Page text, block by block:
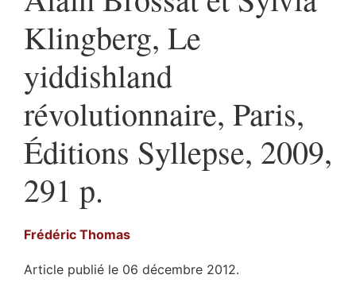
Klingberg, Le
yiddishland
révolutionnaire, Paris,
Éditions Syllepse, 2009,
291 p.
Frédéric Thomas
Article publié le 06 décembre 2012.